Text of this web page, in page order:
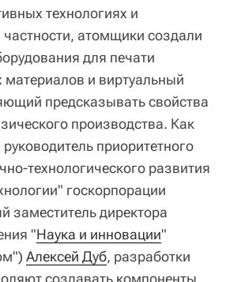
технологиях и
атомщики создали
для печати
материалов и виртуальный
предсказывать свойства
производства. Как
приоритетного
технологического развития
госкорпорации
заместитель директора
"Наука и инновации"
Алексей Дуб, разработки
создавать компоненты